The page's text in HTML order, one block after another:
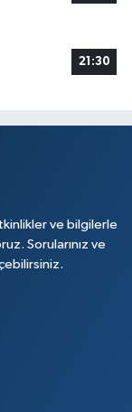
21:30
ve bilgilerle
Sorularınız ve